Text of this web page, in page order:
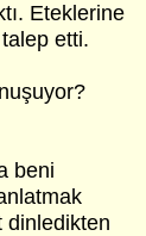
Eteklerine
etti.
beni
dinledikten